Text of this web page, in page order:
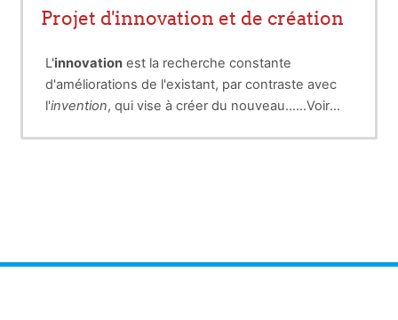
Projet d'innovation et de création
L'innovation est la recherche constante
d'améliorations de l'existant, par contraste avec
l'invention, qui vise à créer du nouveau......Voir